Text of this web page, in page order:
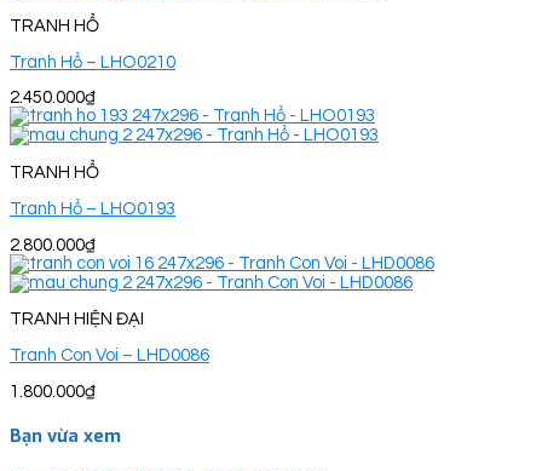
TRANH HỔ
Tranh Hổ – LHO0210
2.450.000₫
TRANH HỔ
Tranh Hổ – LHO0193
2.800.000₫
TRANH HIỆN ĐẠI
Tranh Con Voi – LHD0086
1.800.000₫
Bạn vừa xem